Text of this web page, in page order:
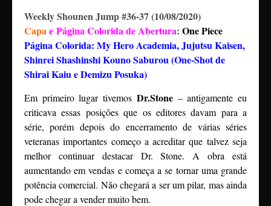
Weekly Shounen Jump #36-37 (10/08/2020)
Capae Página Colorida de Abertura: One Piece
Página Colorida: My Hero Academia, Jujutsu Kaisen,
Shinrei Shashinshi Kouno Saburou (One-Shot de
Shirai Kaiu e Demizu Posuka)
Em primeiro lugar tivemos Dr.Stone– antigamente eu
criticava essas posições que os editores davam para a
série, porém depois do encerramento de várias séries
veteranas importantes começo a acreditar que talvez seja
melhor continuar destacar Dr. Stone. A obra está
aumentando em vendas e começa a se tornar uma grande
potência comercial. Não chegará a ser um pilar, mas ainda
pode chegar a vender muito bem.